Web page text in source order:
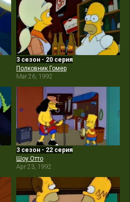
3 сезон - 20 серия
Полковник Гомер
Mar 26, 1992
3 сезон - 22 серия
Шоу Отто
Apr 23, 1992